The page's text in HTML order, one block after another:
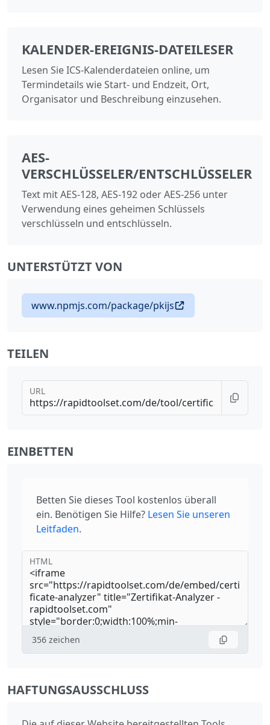
KALENDER-EREIGNIS-DATEILESER
Lesen Sie ICS-Kalenderdateien online, um
Termindetails wie Start- und Endzeit, Ort,
Organisator und Beschreibung einzusehen.
AES-
VERSCHLÜSSELER/ENTSCHLÜSSELER
Text mit AES-128, AES-192 oder AES-256 unter
Verwendung eines geheimen Schlüssels
verschlüsseln und entschlüsseln.
UNTERSTÜTZT VON
www.npmjs.com/package/pkijs
TEILEN
URL
EINBETTEN
Betten Sie dieses Tool kostenlos überall
ein. Benötigen Sie Hilfe? Lesen Sie unseren
Leitfaden.
HTML
356 zeichen
HAFTUNGSAUSSCHLUSS